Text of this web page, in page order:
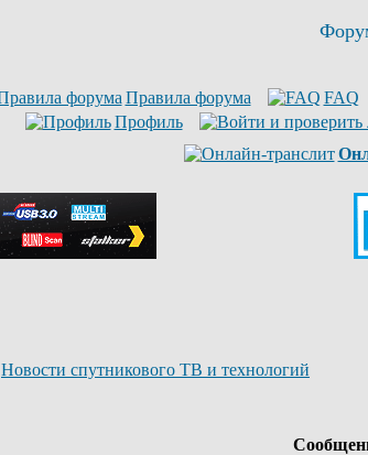
Правила форума FAQ
Профиль
Новости спутникового ТВ и технологий